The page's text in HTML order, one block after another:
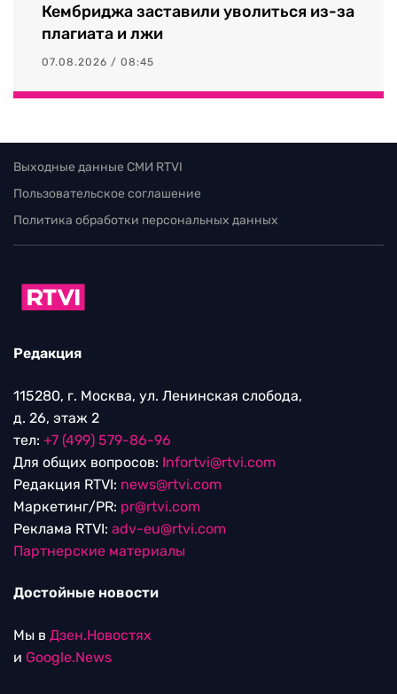
Кембриджа заставили уволиться из-за
плагиата и лжи
07.08.2026 / 08:45
Выходные данные СМИ RTVI
Пользовательское соглашение
Политика обработки персональных данных
Редакция
115280, г. Москва, ул. Ленинская слобода,
д. 26, этаж 2
тел: +7 (499) 579-86-96
Для общих вопросов: Infortvi@rtvi.com
Редакция RTVI: news@rtvi.com
Маркетинг/PR: pr@rtvi.com
Реклама RTVI: adv-eu@rtvi.com
Партнерские материалы
Достойные новости
Мы в Дзен.Новостях
и Google.News